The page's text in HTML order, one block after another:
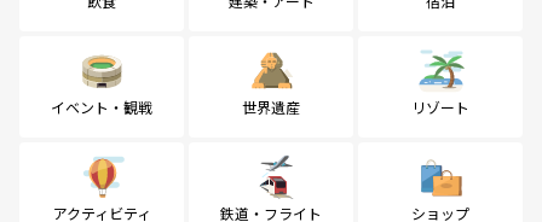
イベント・観戦 世界遺産 リゾート
アクティビティ 鉄道・フライト ショップ